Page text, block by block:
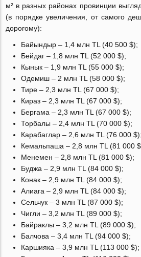
м² в разных районах провинции
(в порядке увеличения, от самого
дорогому):
Байындыр – 1,4 млн TL (40 500 $);
Бейдаг – 1,8 млн TL (52 000 $);
Кынык – 1,9 млн TL (55 000 $);
Одемиш – 2 млн TL (58 000 $);
Тире – 2,3 млн TL (67 000 $);
Кираз – 2,3 млн TL (67 000 $);
Бергама – 2,3 млн TL (67 000 $);
Торбалы – 2,4 млн TL (70 000 $);
Карабаглар – 2,6 млн TL (76 000 $);
Кемальпаша – 2,8 млн TL (81 000
Менемен – 2,8 млн TL (81 000 $);
Буджа – 2,9 млн TL (84 000 $);
Конак – 2,9 млн TL (84 000 $);
Алиага – 2,9 млн TL (84 000 $);
Сельчук – 3 млн TL (87 000 $);
Чигли – 3,2 млн TL (89 000 $);
Байраклы – 3,2 млн TL (89 000 $);
Балчова – 3,4 млн TL (94 000 $);
Каршияка – 3,9 млн TL (113 000 $);